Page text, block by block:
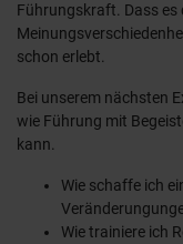
Führungskraft. Dass es
schon erlebt.
Bei unserem nächsten
wie Führung mit
kann.
Wie schaffe ich
Wie trainiere ich